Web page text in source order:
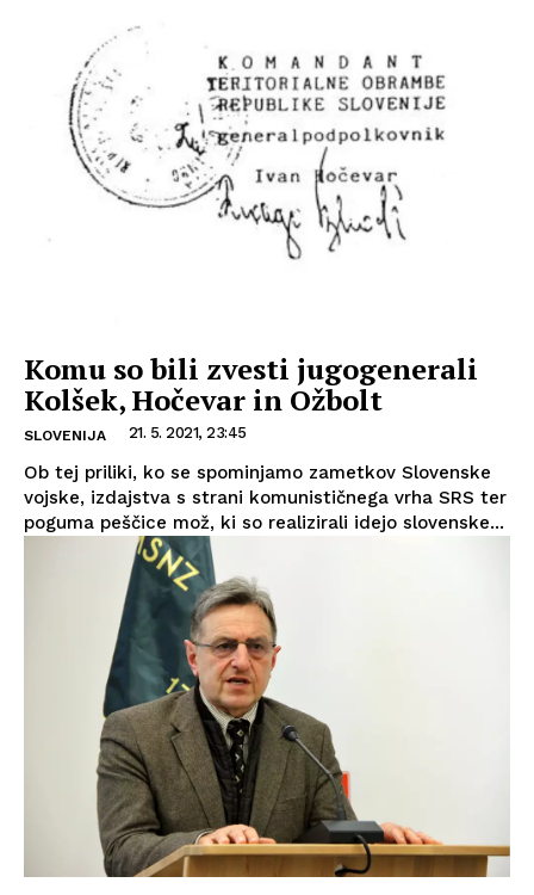
Komu so bili zvesti jugogenerali
Kolšek, Hočevar in Ožbolt
SLOVENIJA 21. 5. 2021, 23:45
Ob tej priliki, ko se spominjamo zametkov Slovenske
vojske, izdajstva s strani komunističnega vrha SRS ter
poguma peščice mož, ki so realizirali idejo slovenske...